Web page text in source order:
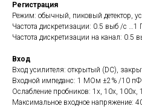
Регистрация
Режим: обычный, пиковый детектор,
Частота дискретизации: 0.5 выб /с …1
Частота дискретизации на канал:
Вход
Вход усилителя: открытый (DC),
Входной импеданс: 1 МОм ±2% /10
Ослабление пробников: 1х, 10х, 100х,
Максимальное входное напряжение: